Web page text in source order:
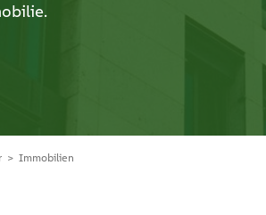
Immobilien